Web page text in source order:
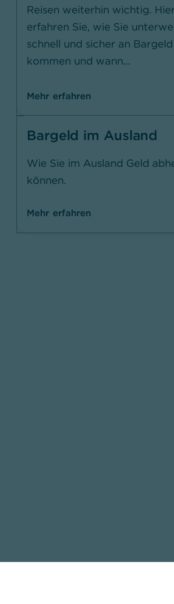
Reisen weiterhin wichtig. Hier
erfahren Sie, wie Sie
schnell und sicher an Bargeld
kommen und wann...
Mehr erfahren
Bargeld im Ausland
Wie Sie im Ausland Geld
können.
Mehr erfahren